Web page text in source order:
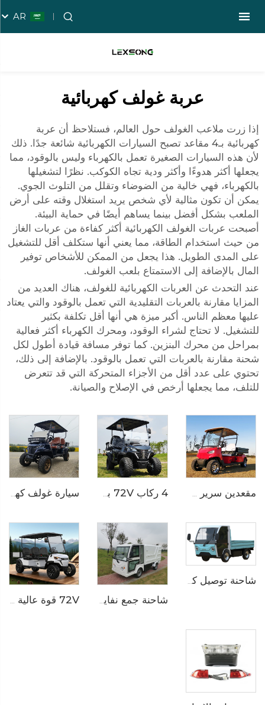
AR
عربة غولف كهربائية
إذا زرت ملاعب الغولف حول العالم، فستلاحظ أن عربة
كهربائية بـ4 مقاعد
تصبح السيارات الكهربائية شائعة جدًا. ذلك
لأن هذه السيارات الصغيرة تعمل بالكهرباء وليس بالوقود، مما
يجعلها أكثر هدوءًا وأكثر ودية تجاه الكوكب. نظرًا لتشغيلها
بالكهرباء، فهي خالية من الضوضاء وتقلل من التلوث الجوي.
يمكن أن تكون مثالية لأي شخص يريد استغلال وقته على أرض
الملعب بشكل أفضل بينما يساهم أيضًا في حماية البيئة.
أصبحت عربات الغولف الكهربائية أكثر كفاءة من عربات الغاز
من حيث استخدام الطاقة، مما يعني أنها ستكلف أقل للتشغيل
على المدى الطويل. هذا يجعل من الممكن للأشخاص توفير
المال بالإضافة إلى الاستمتاع بلعب الغولف.
عند التحدث عن العربات الكهربائية للغولف، هناك العديد من
المزايا مقارنة بالعربات التقليدية التي تعمل بالوقود والتي يعتاد
عليها معظم الناس. أكبر ميزة هي أنها أقل تكلفة بكثير
للتشغيل. لا تحتاج لشراء الوقود، ومحرك الكهرباء أكثر فعالية
بمراحل من محرك البنزين. كما توفر مسافة قيادة أطول لكل
شحنة مقارنة بالعربات التي تعمل بالوقود. بالإضافة إلى ذلك،
تحتوي على عدد أقل من الأجزاء المتحركة التي قد تتعرض
للتلف، مما يجعلها أرخص في الإصلاح والصيانة.
سيارة غولف كهربائية ذات سرير شحن ببطارية LiFePO4 قوة 72 فولت تتسع لـ4 أشخاص LS2041H
شاحنة جمع نفايات كهربائية LS6023X 72V قوة عالية بطارية ليثيوم الكهربائية المرتفعة متعددة الاستخدامات عربة غولف LS2043H